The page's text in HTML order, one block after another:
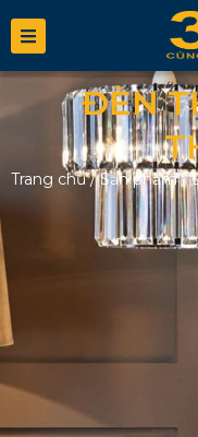
ĐÈN
Trang chủ/Sản phẩm/